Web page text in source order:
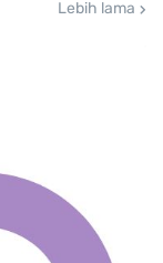
Lebih lama